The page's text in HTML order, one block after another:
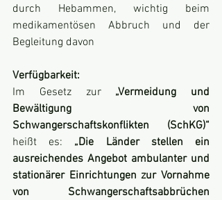
durch Hebammen, wichtig beim
medikamentösen Abbruch und der
Begleitung davon
Verfügbarkeit:
Im Gesetz zur „Vermeidung und
Bewältigung von
heißt es: „Die Länder stellen ein
ausreichendes Angebot ambulanter und
stationärer Einrichtungen zur Vornahme
von Schwangerschaftsabbrüchen